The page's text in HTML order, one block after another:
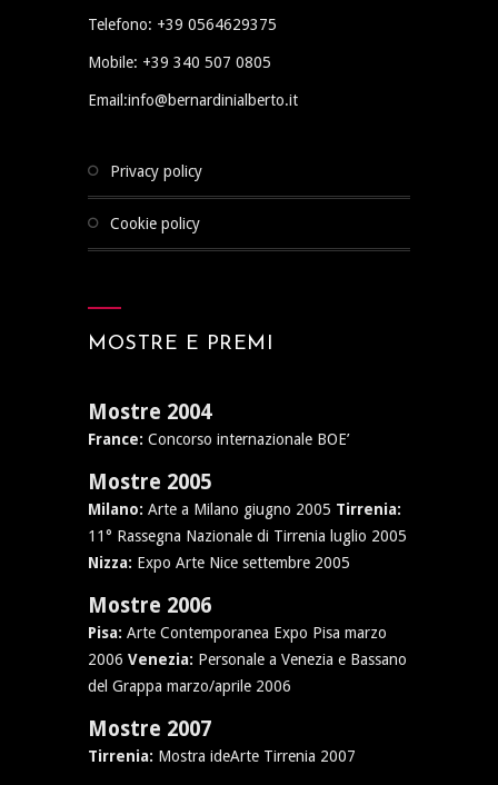
Telefono: +39 0564629375
Mobile: +39 340 507 0805
Email:info@bernardinialberto.it
privacy policy
cookie policy
MOSTRE E PREMI
Mostre 2004
France: Concorso internazionale BOE’
Mostre 2005
Milano: Arte a Milano giugno 2005 Tirrenia:
11° Rassegna Nazionale di Tirrenia luglio 2005
Nizza: Expo Arte Nice settembre 2005
Mostre 2006
Pisa: Arte Contemporanea Expo Pisa marzo
2006 Venezia: Personale a Venezia e Bassano
del Grappa marzo/aprile 2006
Mostre 2007
Tirrenia: Mostra ideArte Tirrenia 2007